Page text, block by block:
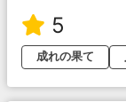
5
成れの果て